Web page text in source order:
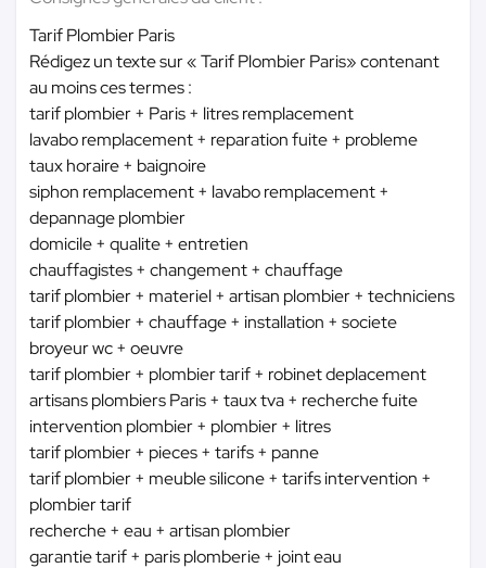
Tarif Plombier Paris
Rédigez un texte sur « Tarif Plombier Paris» contenant
au moins ces termes :
tarif plombier + Paris + litres remplacement
lavabo remplacement + reparation fuite + probleme
taux horaire + baignoire
siphon remplacement + lavabo remplacement +
depannage plombier
domicile + qualite + entretien
chauffagistes + changement + chauffage
tarif plombier + materiel + artisan plombier + techniciens
tarif plombier + chauffage + installation + societe
broyeur wc + oeuvre
tarif plombier + plombier tarif + robinet deplacement
artisans plombiers Paris + taux tva + recherche fuite
intervention plombier + plombier + litres
tarif plombier + pieces + tarifs + panne
tarif plombier + meuble silicone + tarifs intervention +
plombier tarif
recherche + eau + artisan plombier
garantie tarif + paris plomberie + joint eau